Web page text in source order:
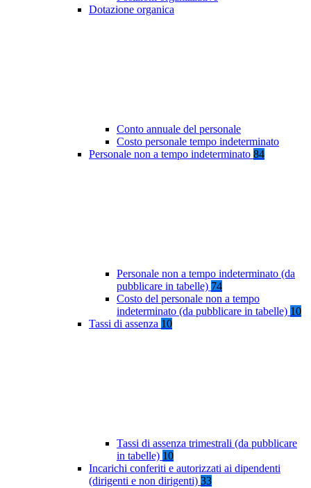
Dotazione organica
Conto annuale del personale
Costo personale tempo indeterminato
Personale non a tempo indeterminato 84
Personale non a tempo indeterminato (da
pubblicare in tabelle) 74
Costo del personale non a tempo
indeterminato (da pubblicare in tabelle) 10
Tassi di assenza 10
Tassi di assenza trimestrali (da pubblicare
in tabelle) 10
Incarichi conferiti e autorizzati ai dipendenti
(dirigenti e non dirigenti) 33